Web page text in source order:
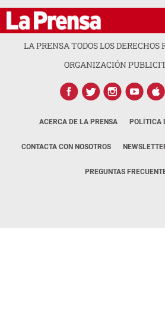
LA PRENSA TODOS LOS DERECHOS
ORGANIZACIÓN
ACERCA DE LA PRENSA POLÍTICA
CONTACTA CON NOSOTROS
PREGUNTAS